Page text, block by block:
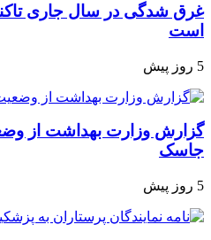
است
5 روز پیش
گزارش وزارت بهداشت از
جاسک
5 روز پیش